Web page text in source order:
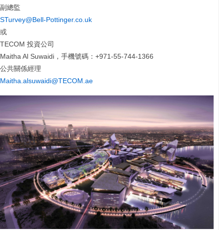
副總監
STurvey@Bell-Pottinger.co.uk
或
TECOM 投資公司
Maitha Al Suwaidi，手機號碼：+971-55-744-1366
公共關係經理
Maitha.alsuwaidi@TECOM.ae